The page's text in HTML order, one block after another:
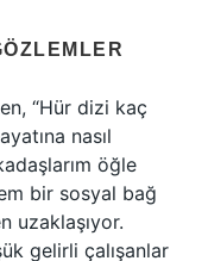
“Hür dizi kaç
nasıl
öğle
bir sosyal bağ
uzaklaşıyor.
gelirli çalışanlar